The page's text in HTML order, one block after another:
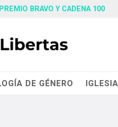
BRAVO Y CADENA 100
DE GÉNERO IGLESIA